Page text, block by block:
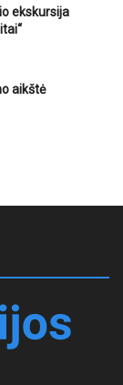
ekskursija
aikštė